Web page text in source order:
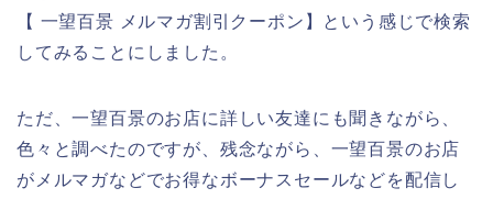
【 一望百景 メルマガ割引クーポン】という感じで検索
してみることにしました。
ただ、一望百景のお店に詳しい友達にも聞きながら、
色々と調べたのですが、残念ながら、一望百景のお店
がメルマガなどでお得なボーナスセールなどを配信し